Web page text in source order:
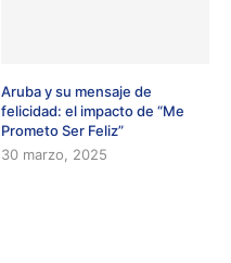
Aruba y su mensaje de
felicidad: el impacto de “Me
Prometo Ser Feliz”
30 marzo, 2025